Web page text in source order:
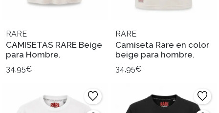
RARE
CAMISETAS RARE Beige
para Hombre.
34,95€
RARE
Camiseta Rare en color
beige para hombre.
34,95€